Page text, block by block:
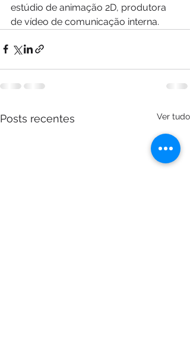
estúdio de animação 2D, produtora
de vídeo de comunicação interna.
Posts recentes Ver tudo